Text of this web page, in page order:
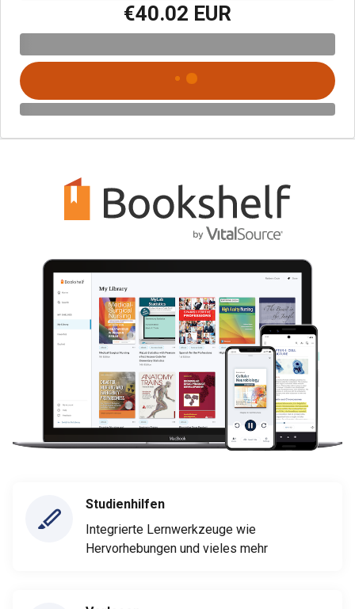
€40.02 EUR
Studienhilfen
Integrierte Lernwerkzeuge wie
Hervorhebungen und vieles mehr